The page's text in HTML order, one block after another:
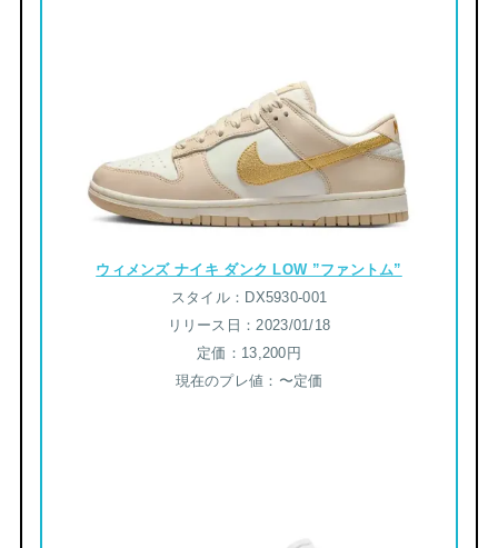
ウィメンズ ナイキ ダンク LOW ”ファントム”
スタイル：DX5930-001
リリース日：2023/01/18
定価：13,200円
現在のプレ値：〜定価